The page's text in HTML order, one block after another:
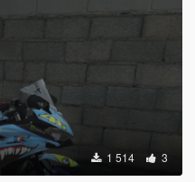
1 514 3